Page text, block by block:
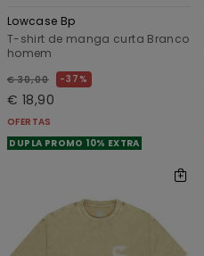
Lowcase Bp
T-shirt de manga curta Branco
homem
€ 30,00 37%
€ 18,90
OFERTAS
DUPLA PROMO 10% EXTRA